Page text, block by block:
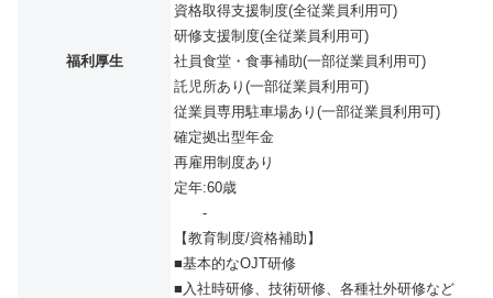
福利厚生
資格取得支援制度(全従業員利用可)
研修支援制度(全従業員利用可)
社員食堂・食事補助(一部従業員利用可)
託児所あり(一部従業員利用可)
従業員専用駐車場あり(一部従業員利用可)
確定拠出型年金
再雇用制度あり
定年:60歳
-
【教育制度/資格補助】
■基本的なOJT研修
■入社時研修、技術研修、各種社外研修など